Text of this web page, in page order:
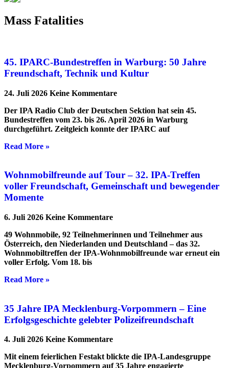
Mass Fatalities
45. IPARC-Bundestreffen in Warburg: 50 Jahre
Freundschaft, Technik und Kultur
24. Juli 2026 Keine Kommentare
Der IPA Radio Club der Deutschen Sektion hat sein 45.
Bundestreffen vom 23. bis 26. April 2026 in Warburg
durchgeführt. Zeitgleich konnte der IPARC auf
Read More »
Wohnmobilfreunde auf Tour – 32. IPA-Treffen
voller Freundschaft, Gemeinschaft und bewegender
Momente
6. Juli 2026 Keine Kommentare
49 Wohnmobile, 92 Teilnehmerinnen und Teilnehmer aus
Österreich, den Niederlanden und Deutschland – das 32.
Wohnmobiltreffen der IPA-Wohnmobilfreunde war erneut ein
voller Erfolg. Vom 18. bis
Read More »
35 Jahre IPA Mecklenburg-Vorpommern – Eine
Erfolgsgeschichte gelebter Polizeifreundschaft
4. Juli 2026 Keine Kommentare
Mit einem feierlichen Festakt blickte die IPA-Landesgruppe
Mecklenburg-Vorpommern auf 35 Jahre engagierte